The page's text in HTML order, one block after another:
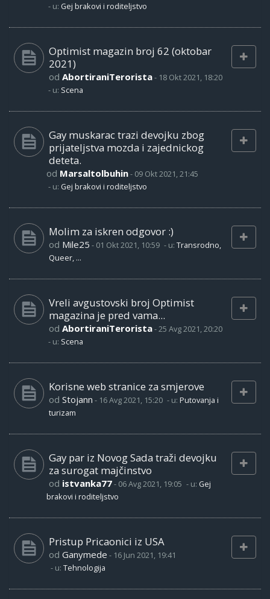
- u: Gej brakovi i roditeljstvo
Optimist magazin broj 62 (oktobar
2021)
od AbortiraniTerorista- 18 Okt 2021, 18:20
- u: Scena
Gay muskarac trazi devojku zbog
prijateljstva mozda i zajednickog
deteta.
od Marsaltolbuhin- 09 Okt 2021, 21:45
- u: Gej brakovi i roditeljstvo
Molim za iskren odgovor :)
od Mile25 - 01 Okt 2021, 10:59 - u: Transrodno,
Queer, ...
Vreli avgustovski broj Optimist
magazina je pred vama...
od AbortiraniTerorista-25 Avg 2021, 20:20
- u: Scena
Korisne web stranice za smjerove
od Stojann - 16 Avg 2021, 15:20 - u: Putovanja i
turizam
Gay par iz Novog Sada traži devojku
za surogat majčinstvo
od istvanka77- 06 Avg 2021, 19:05 - u: Gej
brakovi i roditeljstvo
Pristup Pricaonici iz USA
od Ganymede - 16 Jun 2021, 19:41
- u: Tehnologija